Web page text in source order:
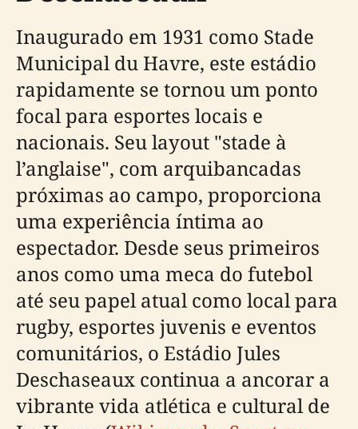
Inaugurado em 1931 como Stade
Municipal du Havre, este estádio
rapidamente se tornou um ponto
focal para esportes locais e
nacionais. Seu layout "stade à
l’anglaise", com arquibancadas
próximas ao campo, proporciona
uma experiência íntima ao
espectador. Desde seus primeiros
anos como uma meca do futebol
até seu papel atual como local para
rugby, esportes juvenis e eventos
comunitários, o Estádio Jules
Deschaseaux continua a ancorar a
vibrante vida atlética e cultural de